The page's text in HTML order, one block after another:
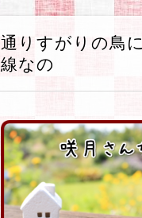
通りすがりの鳥
線なの